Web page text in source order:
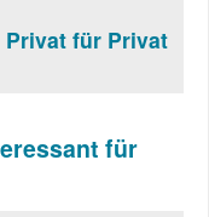
für Privat
für